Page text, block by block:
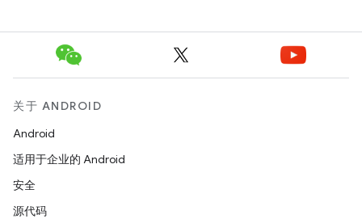
关于 ANDROID
Android
适用于企业的 Android
安全
源代码